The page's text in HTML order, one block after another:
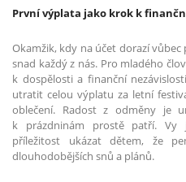
První výplata jako krok k
Okamžik, kdy na účet dorazí
snad každý z nás. Pro mladého
k dospělosti a finanční
utratit celou výplatu za letní
oblečení. Radost z odměny je
k prázdninám prostě patří. Vy
příležitost ukázat dětem, že
dlouhodobějších snů a plánů.